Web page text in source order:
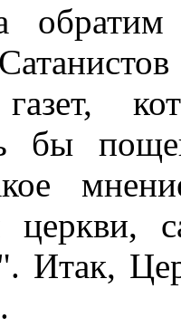
газет,
бы
церкви,
Итак,